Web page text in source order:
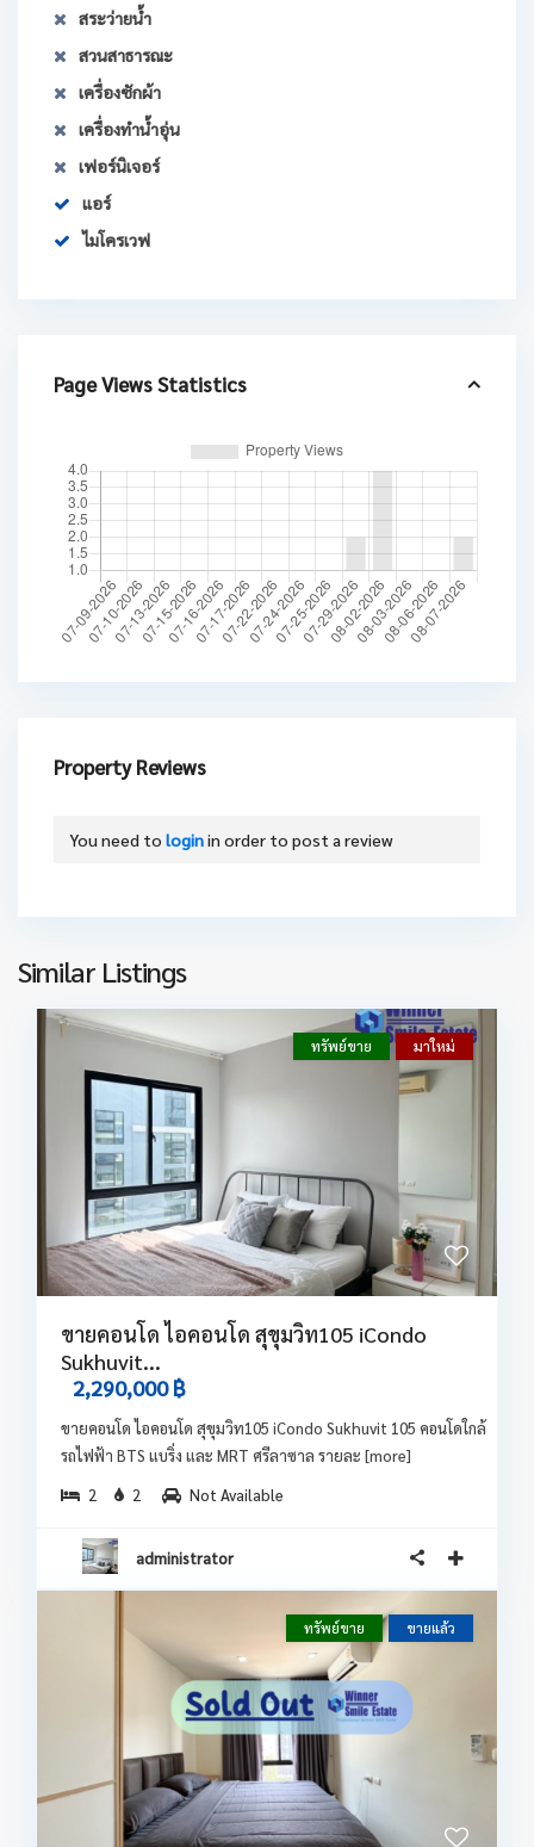
สระว่ายน้ำ
สวนสาธารณะ
เครื่องซักผ้า
เครื่องทำน้ำอุ่น
เฟอร์นิเจอร์
แอร์
ไมโครเวฟ
Page Views Statistics
Property Reviews
You need to loginin order to post a review
Similar Listings
ทรัพย์ขาย มาใหม่
ขายคอนโด ไอคอนโด สุขุมวิท105 iCondo
Sukhuvit...
2,290,000 ฿
ขายคอนโด ไอคอนโด สุขุมวิท105 iCondo Sukhuvit 105 คอนโดใกล้
รถไฟฟ้า BTS แบริ่ง และ MRT ศรีลาซาล รายละ [more]
2
2 Not Available
administrator
ทรัพย์ขาย ขายแล้ว